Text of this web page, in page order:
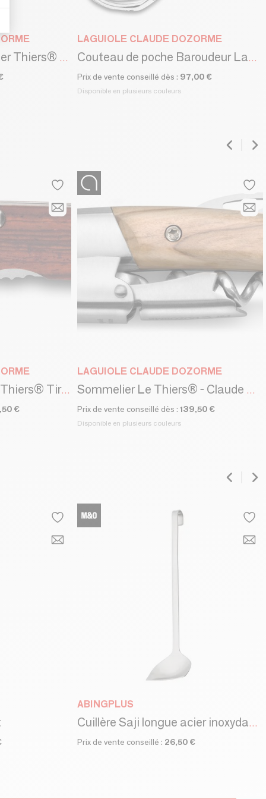
Couteau de poche Liner Thiers® Nature
LAGUIOLE CLAUDE DOZORME
Couteau de poche Baroudeur Laguiole - Claude Dozorme
Prix de vente conseillé dès : 97,00 €
Disponible en plusieurs couleurs
Couteau de poche Le Thiers® Tire bouchon - Claude Dozorme
€
LAGUIOLE CLAUDE DOZORME
Sommelier Le Thiers® - Claude Dozorme
Prix de vente conseillé dès : 139,50 €
Disponible en plusieurs couleurs
ABINGPLUS
Cuillère Saji longue acier inoxydable - EAtoCO / YOSHIKAWA
Prix de vente conseillé : 26,50 €